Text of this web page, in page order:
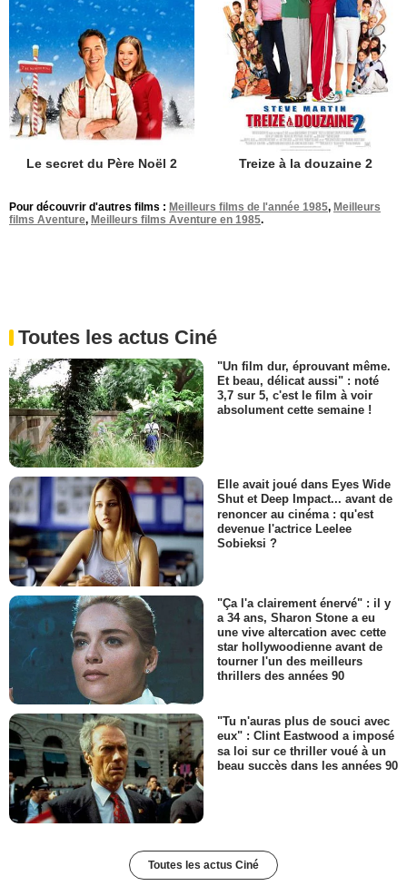
Le secret du Père Noël 2 Treize à la douzaine 2
Pour découvrir d'autres films : Meilleurs films de l'année 1985, Meilleurs
films Aventure, Meilleurs films Aventure en 1985.
Toutes les actus Ciné
"Un film dur, éprouvant même.
Et beau, délicat aussi" : noté
3,7 sur 5, c'est le film à voir
absolument cette semaine !
Elle avait joué dans Eyes Wide
Shut et Deep Impact... avant de
renoncer au cinéma : qu'est
devenue l'actrice Leelee
Sobieksi ?
"Ça l'a clairement énervé" : il y
a 34 ans, Sharon Stone a eu
une vive altercation avec cette
star hollywoodienne avant de
tourner l'un des meilleurs
thrillers des années 90
"Tu n'auras plus de souci avec
eux" : Clint Eastwood a imposé
sa loi sur ce thriller voué à un
beau succès dans les années 90
Toutes les actus Ciné